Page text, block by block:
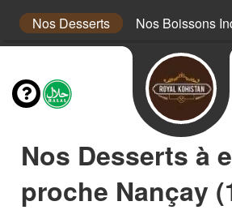
Nos Desserts Nos Boissons
Nos Desserts à
proche Nançay